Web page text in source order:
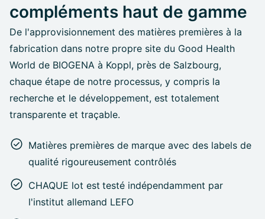
compléments haut de gamme
De l'approvisionnement des matières premières à la
fabrication dans notre propre site du Good Health
World de BIOGENA à Koppl, près de Salzbourg,
chaque étape de notre processus, y compris la
recherche et le développement, est totalement
transparente et traçable.
Matières premières de marque avec des labels de
qualité rigoureusement contrôlés
CHAQUE lot est testé indépendamment par
l'institut allemand LEFO